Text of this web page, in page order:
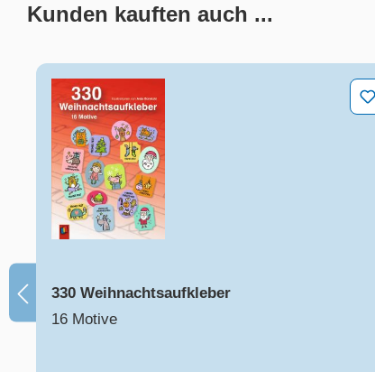
Kunden kauften auch ...
330 Weihnachtsaufkleber
330 Weihnachtsaufkleber
16 Motive